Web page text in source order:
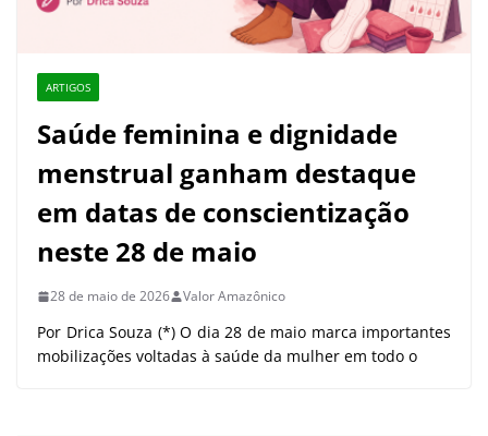
ARTIGOS
Saúde feminina e dignidade
menstrual ganham destaque
em datas de conscientização
neste 28 de maio
28 de maio de 2026 Valor Amazônico
Por Drica Souza (*) O dia 28 de maio marca importantes
mobilizações voltadas à saúde da mulher em todo o